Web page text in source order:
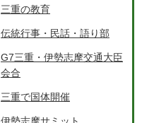
三重の教育
伝統行事・民話・語り部
G7三重・伊勢志摩交通大臣
会合
三重で国体開催